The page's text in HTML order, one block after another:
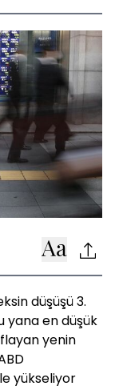
düşüşü 3.
yana en düşük
yenin
yükseliyor